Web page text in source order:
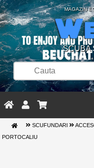
MAGAZIN
SCUBA
SCUFUNDARI
PORTOCALIU